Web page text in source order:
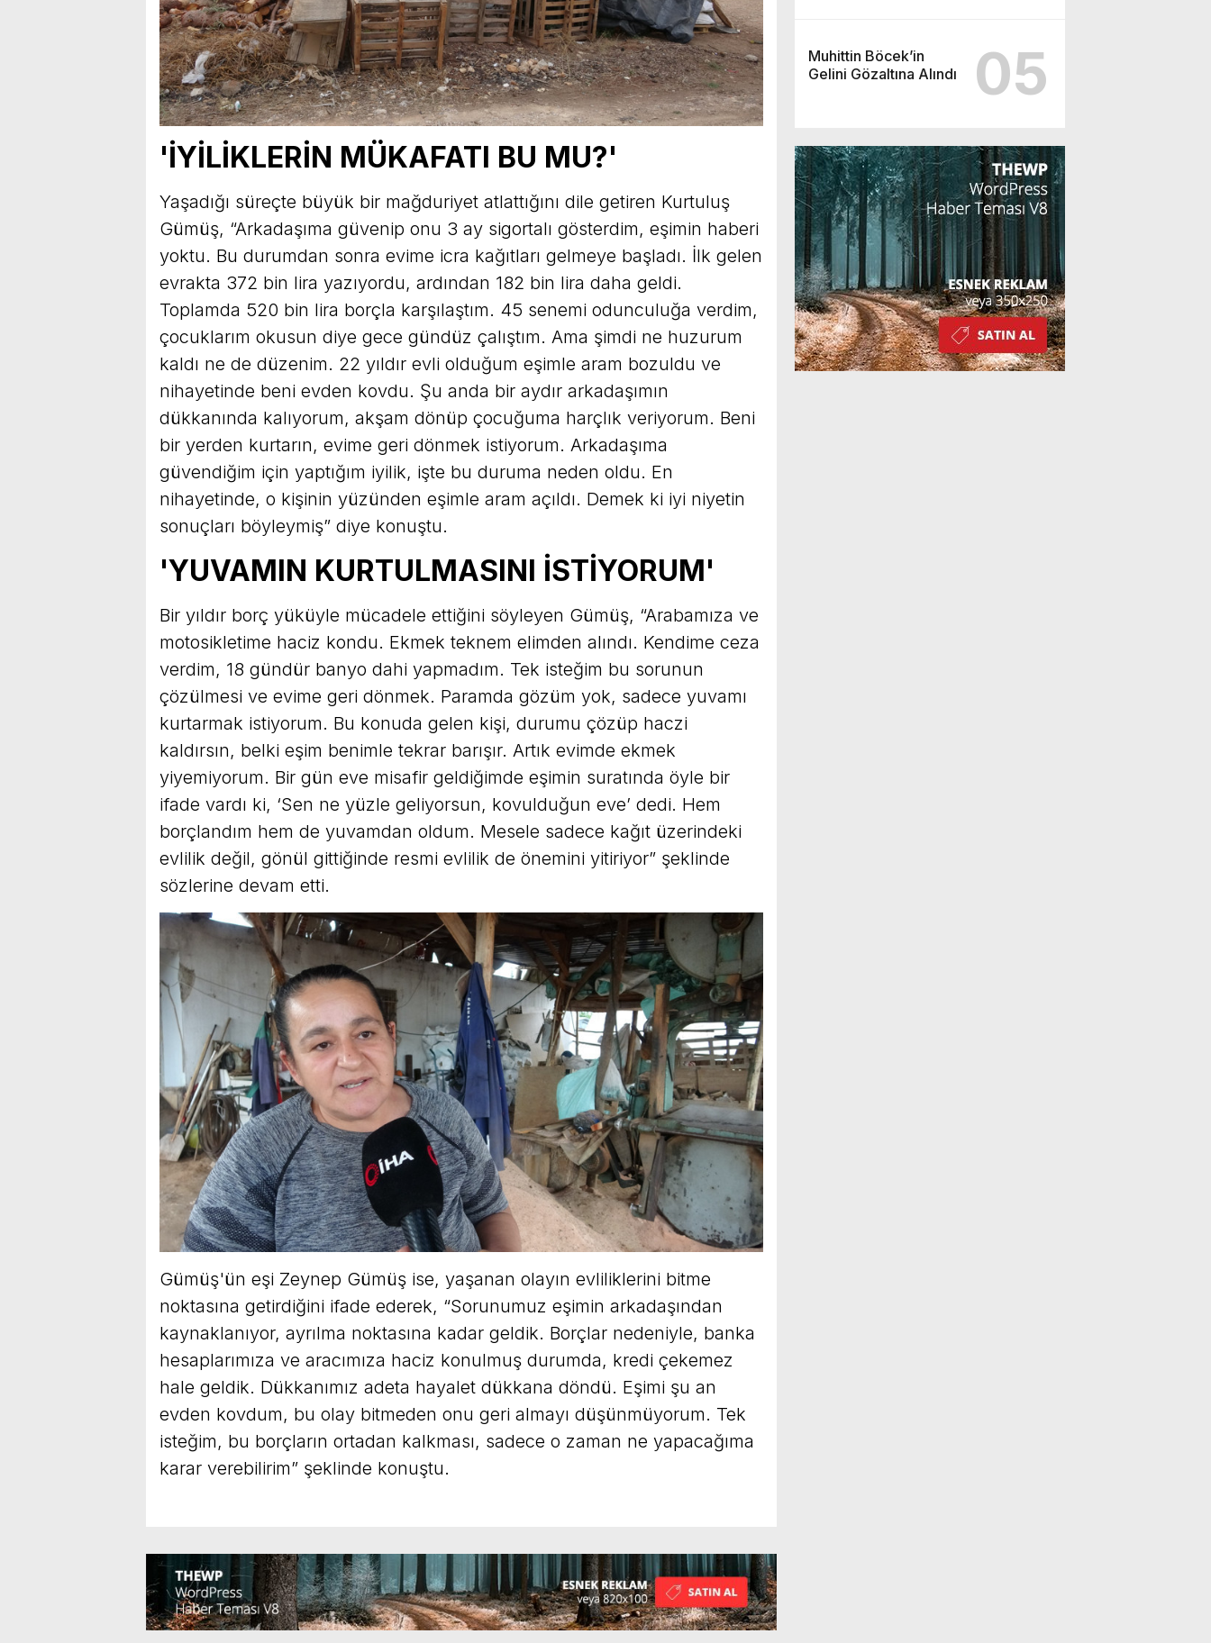
Muhittin Böcek’in
Gelini Gözaltına Alındı
05
'İYİLİKLERİN MÜKAFATI BU MU?'
Yaşadığı süreçte büyük bir mağduriyet atlattığını dile getiren Kurtuluş
Gümüş, “Arkadaşıma güvenip onu 3 ay sigortalı gösterdim, eşimin haberi
yoktu. Bu durumdan sonra evime icra kağıtları gelmeye başladı. İlk gelen
evrakta 372 bin lira yazıyordu, ardından 182 bin lira daha geldi.
Toplamda 520 bin lira borçla karşılaştım. 45 senemi odunculuğa verdim,
çocuklarım okusun diye gece gündüz çalıştım. Ama şimdi ne huzurum
kaldı ne de düzenim. 22 yıldır evli olduğum eşimle aram bozuldu ve
nihayetinde beni evden kovdu. Şu anda bir aydır arkadaşımın
dükkanında kalıyorum, akşam dönüp çocuğuma harçlık veriyorum. Beni
bir yerden kurtarın, evime geri dönmek istiyorum. Arkadaşıma
güvendiğim için yaptığım iyilik, işte bu duruma neden oldu. En
nihayetinde, o kişinin yüzünden eşimle aram açıldı. Demek ki iyi niyetin
sonuçları böyleymiş” diye konuştu.
'YUVAMIN KURTULMASINI İSTİYORUM'
Bir yıldır borç yüküyle mücadele ettiğini söyleyen Gümüş, “Arabamıza ve
motosikletime haciz kondu. Ekmek teknem elimden alındı. Kendime ceza
verdim, 18 gündür banyo dahi yapmadım. Tek isteğim bu sorunun
çözülmesi ve evime geri dönmek. Paramda gözüm yok, sadece yuvamı
kurtarmak istiyorum. Bu konuda gelen kişi, durumu çözüp haczi
kaldırsın, belki eşim benimle tekrar barışır. Artık evimde ekmek
yiyemiyorum. Bir gün eve misafir geldiğimde eşimin suratında öyle bir
ifade vardı ki, ‘Sen ne yüzle geliyorsun, kovulduğun eve’ dedi. Hem
borçlandım hem de yuvamdan oldum. Mesele sadece kağıt üzerindeki
evlilik değil, gönül gittiğinde resmi evlilik de önemini yitiriyor” şeklinde
sözlerine devam etti.
Gümüş'ün eşi Zeynep Gümüş ise, yaşanan olayın evliliklerini bitme
noktasına getirdiğini ifade ederek, “Sorunumuz eşimin arkadaşından
kaynaklanıyor, ayrılma noktasına kadar geldik. Borçlar nedeniyle, banka
hesaplarımıza ve aracımıza haciz konulmuş durumda, kredi çekemez
hale geldik. Dükkanımız adeta hayalet dükkana döndü. Eşimi şu an
evden kovdum, bu olay bitmeden onu geri almayı düşünmüyorum. Tek
isteğim, bu borçların ortadan kalkması, sadece o zaman ne yapacağıma
karar verebilirim” şeklinde konuştu.